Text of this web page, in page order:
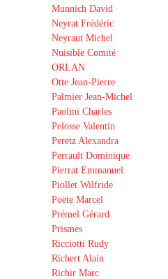
Munnich David
Neyrat Frédéric
Neyraut Michel
Nuisible Comité
ORLAN
Otte Jean-Pierre
Palmier Jean-Michel
Paolini Charles
Pelosse Valentin
Peretz Alexandra
Perrault Dominique
Pierrat Emmanuel
Piollet Wilfride
Poëte Marcel
Prémel Gérard
Prismes
Ricciotti Rudy
Richert Alain
Richir Marc